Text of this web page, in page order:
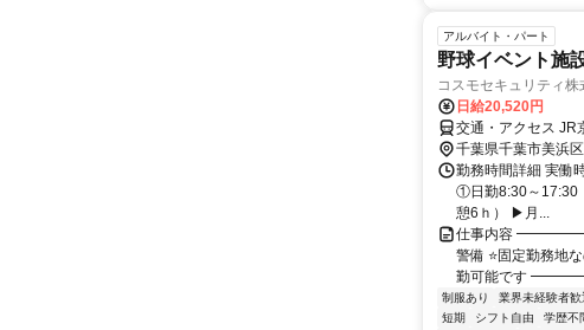
アルバイト・パート
野球イベント施
コスモセキュリティ
日給20,520円
交通・アクセス JR
千葉県千葉市美浜区
勤務時間詳細 実働
①日勤8:30～17:30
憩6ｈ） ▶月...
仕事内容
警備 ⭐固定勤務地
勤可能です
制服あり 業界未経験者歓
短期
シフト自由 学歴不